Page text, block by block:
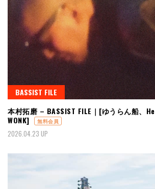
BASSIST FILE
本村拓磨 – BASSIST FILE｜[ゆうらん船、
WONK]
無料会員
2026.04.23 UP